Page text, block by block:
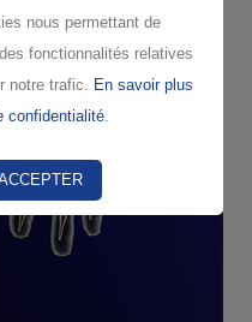
nous permettant de
fonctionnalités relatives
notre trafic. En savoir plus
confidentialité.